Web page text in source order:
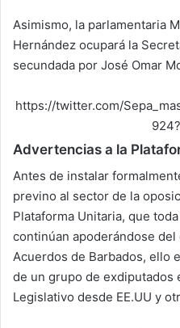
Asimismo, la parlamentaria
Hernández ocupará la
secundada por José Omar
https://twitter.com/
Advertencias a la
Antes de instalar
previno al sector de la
Plataforma Unitaria, que
continúan apoderándose
Acuerdos de Barbados, ello
de un grupo de exdiputados
Legislativo desde EE.UU y